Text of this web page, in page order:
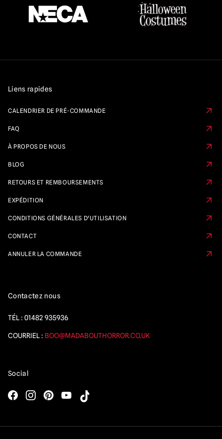
Liens rapides
CALENDRIER DE PRÉ-COMMANDE
FAQ
À PROPOS DE NOUS
BLOG
RETOURS ET REMBOURSEMENTS
EXPÉDITION
CONDITIONS GÉNÉRALES D'UTILISATION
CONTACT
ANNULER LA COMMANDE
Contactez nous
TÉL : 01482 935936
COURRIEL : BOO@MADABOUTHORROR.CO.UK
Social